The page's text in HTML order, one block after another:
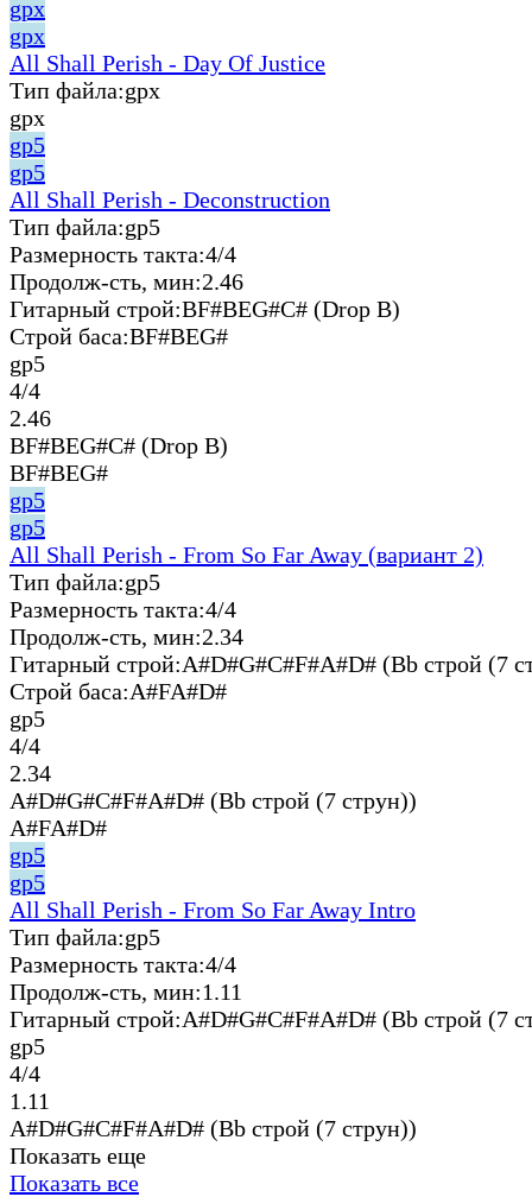
gpx
gpx
All Shall Perish - Day Of Justice
Тип файла:gpx
gpx
gp5
gp5
All Shall Perish - Deconstruction
Тип файла:gp5
Размерность такта:4/4
Продолж-сть, мин:2.46
Гитарный строй:BF#BEG#C# (Drop B)
Строй баса:BF#BEG#
gp5
4/4
2.46
BF#BEG#C# (Drop B)
BF#BEG#
gp5
gp5
All Shall Perish - From So Far Away (вариант 2)
Тип файла:gp5
Размерность такта:4/4
Продолж-сть, мин:2.34
Гитарный строй:A#D#G#C#F#A#D# (Bb строй (7
Строй баса:A#FA#D#
gp5
4/4
2.34
A#D#G#C#F#A#D# (Bb строй (7 струн))
A#FA#D#
gp5
gp5
All Shall Perish - From So Far Away Intro
Тип файла:gp5
Размерность такта:4/4
Продолж-сть, мин:1.11
Гитарный строй:A#D#G#C#F#A#D# (Bb строй (7
gp5
4/4
1.11
A#D#G#C#F#A#D# (Bb строй (7 струн))
Показать еще
Показать все